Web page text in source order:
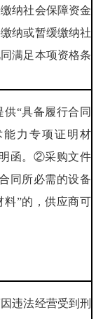
纳社会保障资金
纳或暂缓缴纳社
满足本项资格条
“具备履行合同
能力专项证明材
函。②采购文件
同所必需的设备
料”的，供应商可
违法经营受到刑